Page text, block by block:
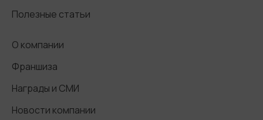
Полезные статьи
О компании
Франшиза
Награды и СМИ
Новости компании